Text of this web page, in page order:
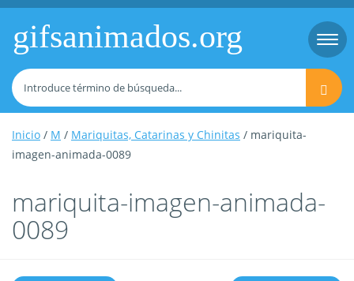
gifsanimados.org
Inicio / M / Mariquitas, Catarinas y Chinitas / mariquita-
imagen-animada-0089
mariquita-imagen-animada-
0089